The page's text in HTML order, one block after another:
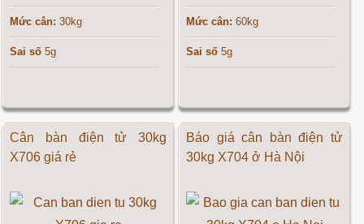
Mức cân: 30kg
Sai số 5g
Mức cân: 60kg
Sai số 5g
Cân bàn điện tử 30kg
X706 giá rẻ
Báo giá cân bàn điện tử
30kg X704 ở Hà Nội